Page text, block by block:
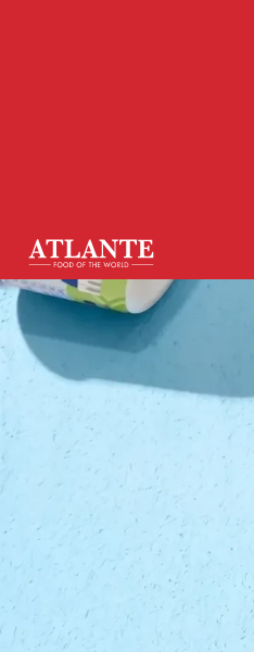
Torna alla homepage
15 Maggio 2026
Kionas: